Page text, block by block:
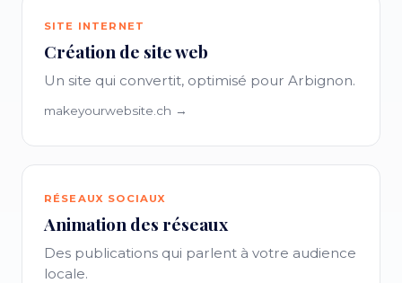
SITE INTERNET
Création de site web
Un site qui convertit, optimisé pour Arbignon.
makeyourwebsite.ch →
RÉSEAUX SOCIAUX
Animation des réseaux
Des publications qui parlent à votre audience
locale.